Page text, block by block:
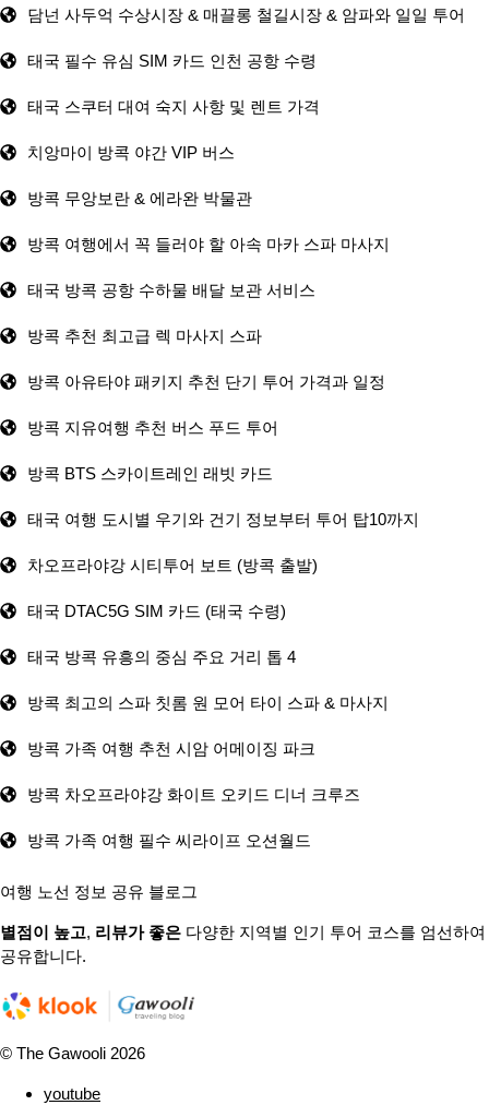
담넌 사두억 수상시장 & 매끌롱 철길시장 & 암파와 일일 투어
태국 필수 유심 SIM 카드 인천 공항 수령
태국 스쿠터 대여 숙지 사항 및 렌트 가격
치앙마이 방콕 야간 VIP 버스
방콕 무앙보란 & 에라완 박물관
방콕 여행에서 꼭 들러야 할 아속 마카 스파 마사지
태국 방콕 공항 수하물 배달 보관 서비스
방콕 추천 최고급 렉 마사지 스파
방콕 아유타야 패키지 추천 단기 투어 가격과 일정
방콕 지유여행 추천 버스 푸드 투어
방콕 BTS 스카이트레인 래빗 카드
태국 여행 도시별 우기와 건기 정보부터 투어 탑10까지
차오프라야강 시티투어 보트 (방콕 출발)
태국 DTAC5G SIM 카드 (태국 수령)
태국 방콕 유흥의 중심 주요 거리 톱 4
방콕 최고의 스파 칫롬 원 모어 타이 스파 & 마사지
방콕 가족 여행 추천 시암 어메이징 파크
방콕 차오프라야강 화이트 오키드 디너 크루즈
방콕 가족 여행 필수 씨라이프 오션월드
여행 노선 정보 공유 블로그
별점이 높고, 리뷰가 좋은 다양한 지역별 인기 투어 코스를 엄선하여
공유합니다.
© The Gawooli 2026
youtube